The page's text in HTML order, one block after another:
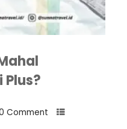
Comment